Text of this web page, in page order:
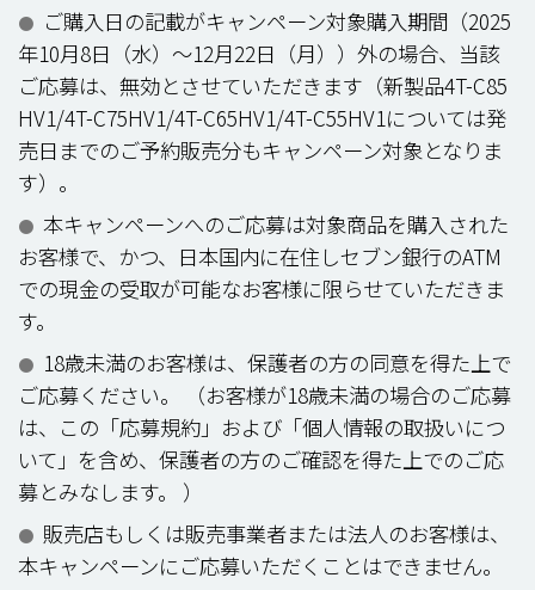
● ご購入日の記載がキャンペーン対象購入期間（2025
年10月8日（水）～12月22日（月））外の場合、当該
ご応募は、無効とさせていただきます（新製品4T-C85
HV1/4T-C75HV1/4T-C65HV1/4T-C55HV1については発
売日までのご予約販売分もキャンペーン対象となりま
す）。
● 本キャンペーンへのご応募は対象商品を購入された
お客様で、かつ、日本国内に在住しセブン銀行のATM
での現金の受取が可能なお客様に限らせていただきま
す。
● 18歳未満のお客様は、保護者の方の同意を得た上で
ご応募ください。 （お客様が18歳未満の場合のご応募
は、この「応募規約」および「個人情報の取扱いにつ
いて」を含め、保護者の方のご確認を得た上でのご応
募とみなします。 ）
● 販売店もしくは販売事業者または法人のお客様は、
本キャンペーンにご応募いただくことはできません。